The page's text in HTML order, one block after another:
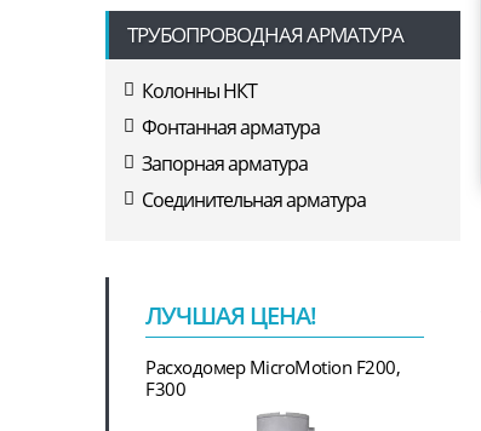
ТРУБОПРОВОДНАЯ АРМАТУРА
Колонны НКТ
Фонтанная арматура
Запорная арматура
Соединительная арматура
ЛУЧШАЯ ЦЕНА!
Расходомер MicroMotion F200,
F300